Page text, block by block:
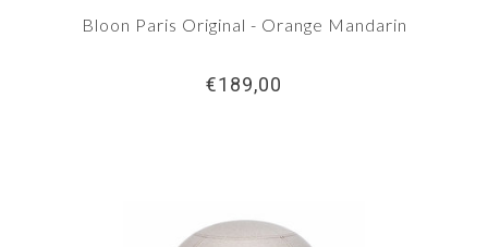
Bloon Paris Original - Orange Mandarin
€189,00